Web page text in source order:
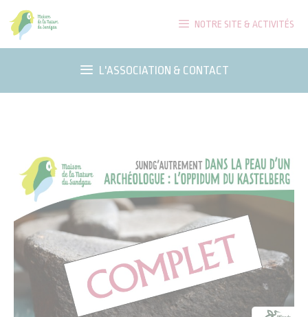
Aller
au
contenu
NOTRE SITE & ACTIVITÉS
L'ASSOCIATION & CONTACT